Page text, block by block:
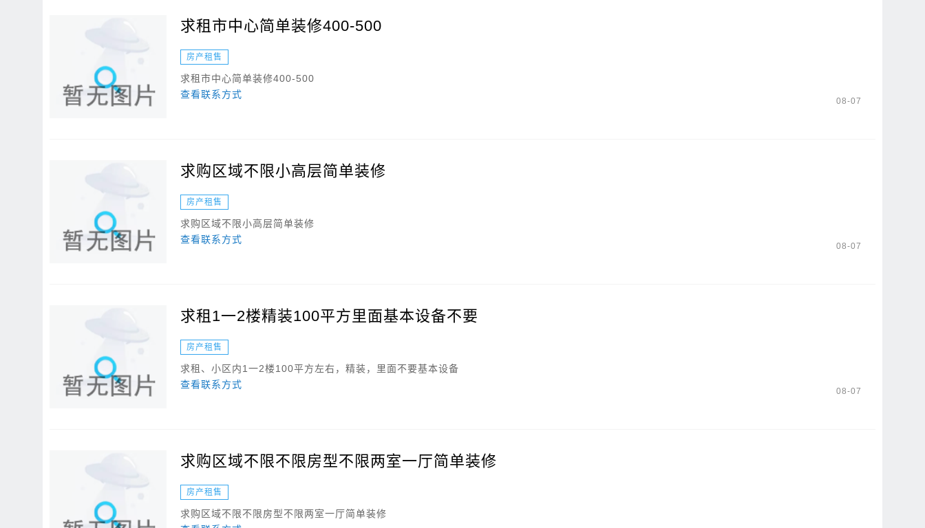
08-07
求租市中心简单装修400-500
房产租售
求租市中心简单装修400-500
查看联系方式
08-07
求购区域不限小高层简单装修
房产租售
求购区域不限小高层简单装修
查看联系方式
08-07
求租1一2楼精装100平方里面基本设备不要
房产租售
求租、小区内1一2楼100平方左右，精装，里面不要基本设备
查看联系方式
求购区域不限不限房型不限两室一厅简单装修
房产租售
求购区域不限不限房型不限两室一厅简单装修